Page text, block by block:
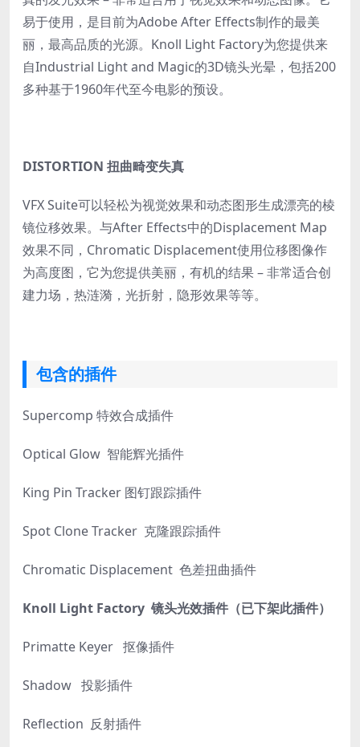
易于使用，是目前为Adobe After Effects制作的最美
丽，最高品质的光源。Knoll Light Factory为您提供来
自Industrial Light and Magic的3D镜头光晕，包括200
多种基于1960年代至今电影的预设。
DISTORTION 扭曲畸变失真
VFX Suite可以轻松为视觉效果和动态图形生成漂亮的棱
镜位移效果。与After Effects中的Displacement Map
效果不同，Chromatic Displacement使用位移图像作
为高度图，它为您提供美丽，有机的结果 – 非常适合创
建力场，热涟漪，光折射，隐形效果等等。
包含的插件
Supercomp 特效合成插件
Optical Glow 智能辉光插件
King Pin Tracker 图钉跟踪插件
Spot Clone Tracker 克隆跟踪插件
Chromatic Displacement 色差扭曲插件
Knoll Light Factory 镜头光效插件（已下架此插件）
Primatte Keyer 抠像插件
Shadow 投影插件
Reflection 反射插件